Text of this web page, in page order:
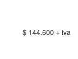
$ 144.600 + iva